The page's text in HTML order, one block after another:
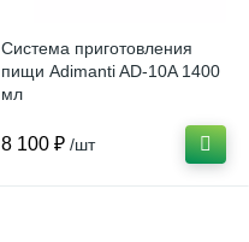
Система приготовления
пищи Adimanti AD-10A 1400
мл
8 100 ₽ /шт